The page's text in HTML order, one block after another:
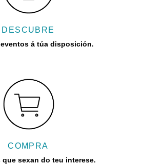
DESCUBRE
á túa disposición.
COMPRA
que sexan do teu interese.